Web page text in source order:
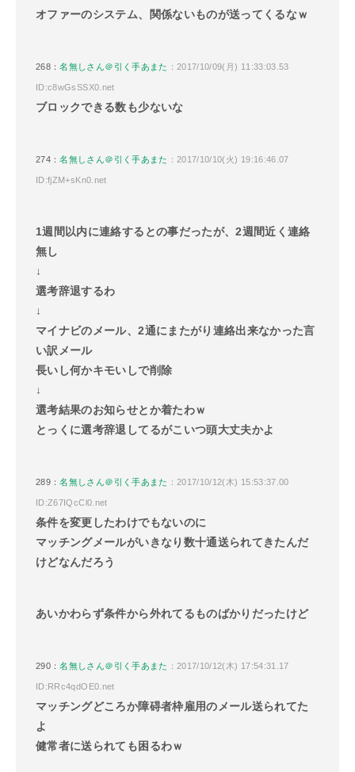
オファーのシステム、関係ないものが送ってくるなｗ
268：名無しさん＠引く手あまた ：2017/10/09(月) 11:33:03.53
ID:c8wGsSSX0.net
ブロックできる数も少ないな
274：名無しさん＠引く手あまた ：2017/10/10(火) 19:16:46.07
ID:fjZM+sKn0.net
1週間以内に連絡するとの事だったが、2週間近く連絡
無し
↓
選考辞退するわ
↓
マイナビのメール、2通にまたがり連絡出来なかった言
い訳メール
長いし何かキモいしで削除
↓
選考結果のお知らせとか着たわｗ
とっくに選考辞退してるがこいつ頭大丈夫かよ
289：名無しさん＠引く手あまた ：2017/10/12(木) 15:53:37.00
ID:Z67IQcCl0.net
条件を変更したわけでもないのに
マッチングメールがいきなり数十通送られてきたんだ
けどなんだろう
あいかわらず条件から外れてるものばかりだったけど
290：名無しさん＠引く手あまた ：2017/10/12(木) 17:54:31.17
ID:RRc4qdOE0.net
マッチングどころか障碍者枠雇用のメール送られてた
よ
健常者に送られても困るわｗ